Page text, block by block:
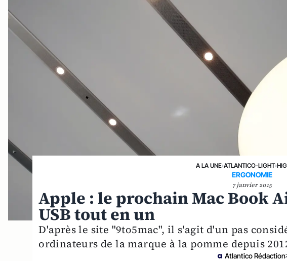
A LA UNE›ATLANTICO-LIGHT›
ERGONOMIE
7 janvier 2015
Apple : le prochain Mac Book
USB tout en un
D'après le site "9to5mac", il s'agit d'un pas
ordinateurs de la marque à la pomme depuis
Atlantico Rédaction